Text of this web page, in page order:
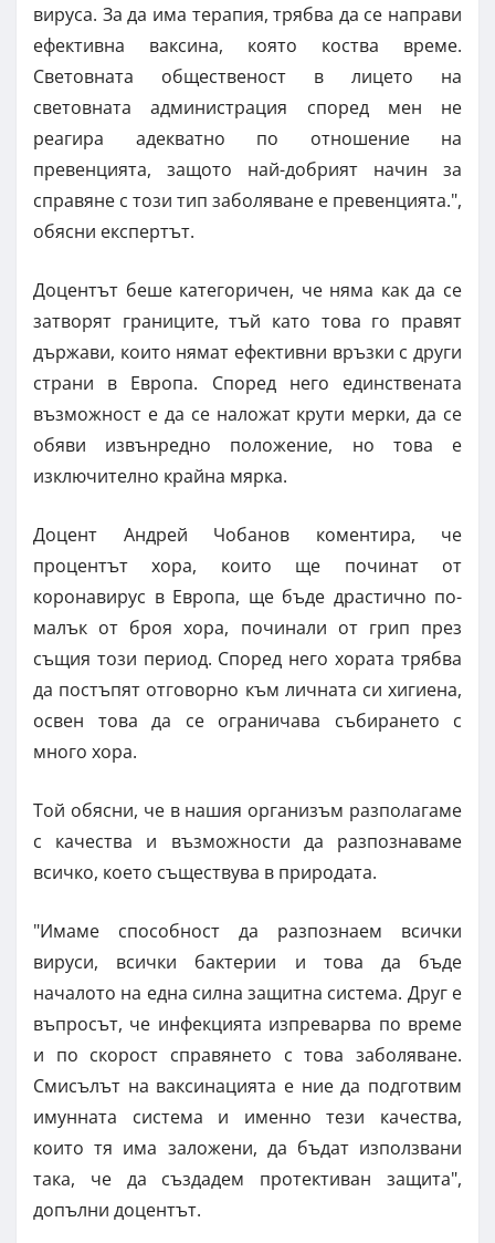
вируса. За да има терапия, трябва да се направи
ефективна ваксина, която коства време.
Световната общественост в лицето на
световната администрация според мен не
реагира адекватно по отношение на
превенцията, защото най-добрият начин за
справяне с този тип заболяване е превенцията.",
обясни експертът.
Доцентът беше категоричен, че няма как да се
затворят границите, тъй като това го правят
държави, които нямат ефективни връзки с други
страни в Европа. Според него единствената
възможност е да се наложат крути мерки, да се
обяви извънредно положение, но това е
изключително крайна мярка.
Доцент Андрей Чобанов коментира, че
процентът хора, които ще починат от
коронавирус в Европа, ще бъде драстично по-
малък от броя хора, починали от грип през
същия този период. Според него хората трябва
да постъпят отговорно към личната си хигиена,
освен това да се ограничава събирането с
много хора.
Той обясни, че в нашия организъм разполагаме
с качества и възможности да разпознаваме
всичко, което съществува в природата.
"Имаме способност да разпознаем всички
вируси, всички бактерии и това да бъде
началото на една силна защитна система. Друг е
въпросът, че инфекцията изпреварва по време
и по скорост справянето с това заболяване.
Смисълът на ваксинацията е ние да подготвим
имунната система и именно тези качества,
които тя има заложени, да бъдат използвани
така, че да създадем протективан защита",
допълни доцентът.